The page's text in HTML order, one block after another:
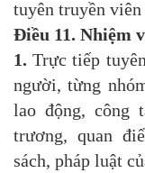
tuyên truyền viên
Điều 11. Nhiệm
1. Trực tiếp
người, từng
lao động, công
trương, quan
sách, pháp luật